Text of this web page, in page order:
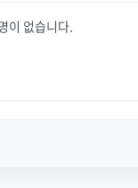
이 없습니다.